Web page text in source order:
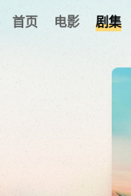
首页 电影 剧集